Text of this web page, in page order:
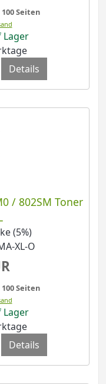
Seiten
Lager
Details
/ 802SM Toner
(5%)
XL-O
Seiten
Lager
Details